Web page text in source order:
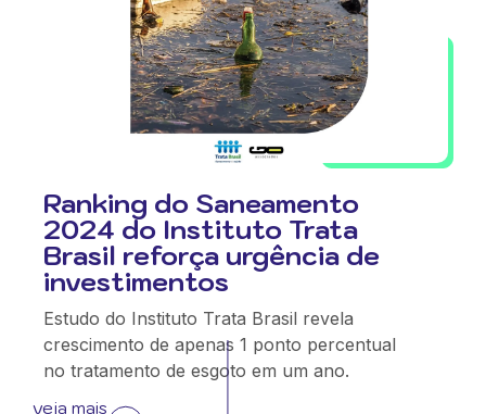
Ranking do Saneamento
2024 do Instituto Trata
Brasil reforça urgência de
investimentos
Estudo do Instituto Trata Brasil revela
crescimento de apenas 1 ponto percentual
no tratamento de esgoto em um ano.
veja mais